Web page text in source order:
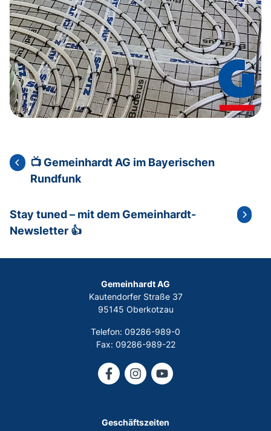
📺 Gemeinhardt AG im Bayerischen
Rundfunk
Stay tuned – mit dem Gemeinhardt-
Newsletter 👍
Gemeinhardt AG
Kautendorfer Straße 37
95145 Oberkotzau
Telefon: 09286-989-0
Fax: 09286-989-22
Geschäftszeiten